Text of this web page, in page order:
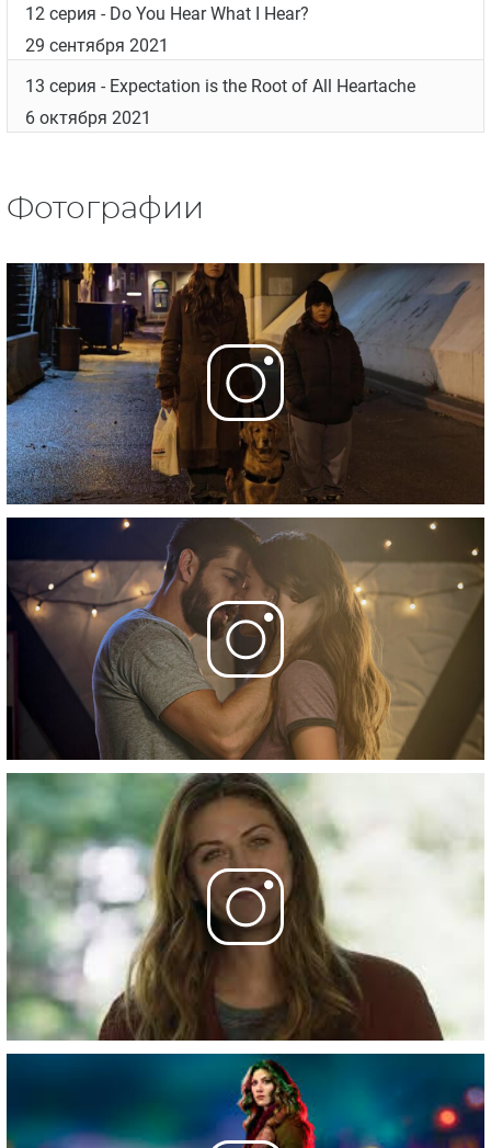
12 серия - Do You Hear What I Hear?
29 сентября 2021
13 серия - Expectation is the Root of All Heartache
6 октября 2021
Фотографии